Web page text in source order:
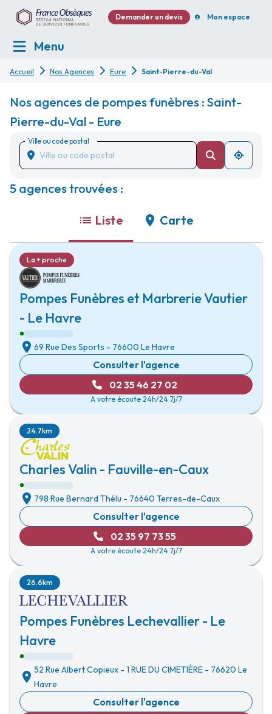
Demander un devis Mon espace
Menu
Accueil Nos Agences Eure Saint-Pierre-du-Val
Nos agences de pompes funèbres : Saint-
Pierre-du-Val - Eure
Ville ou code postal
5 agences trouvées :
Liste Carte
Pompes Funèbres et Marbrerie Vautier
- Le Havre
La + proche
69 Rue Des Sports - 76600 Le Havre
Consulter l'agence
02 35 46 27 02
A votre écoute 24h/24 7j/7
Charles Valin - Fauville-en-Caux
24.7km
798 Rue Bernard Thélu - 76640 Terres-de-Caux
Consulter l'agence
02 35 97 73 55
A votre écoute 24h/24 7j/7
Pompes Funèbres Lechevallier - Le
Havre
26.6km
52 Rue Albert Copieux - 1 RUE DU CIMETIÈRE - 76620 Le
Havre
Consulter l'agence